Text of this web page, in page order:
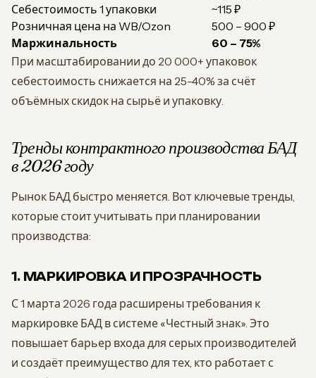
Себестоимость 1 упаковки
~115 ₽
Розничная цена на WB/Ozon
500 – 900 ₽
Маржинальность
60 – 75%
При масштабировании до 20 000+ упаковок
себестоимость снижается на 25-40% за счёт
объёмных скидок на сырьё и упаковку.
Тренды контрактного производства БАД
в 2026 году
Рынок БАД быстро меняется. Вот ключевые тренды,
которые стоит учитывать при планировании
производства:
1. МАРКИРОВКА И ПРОЗРАЧНОСТЬ
С 1 марта 2026 года расширены требования к
маркировке БАД в системе «Честный знак». Это
повышает барьер входа для серых производителей
и создаёт преимущество для тех, кто работает с